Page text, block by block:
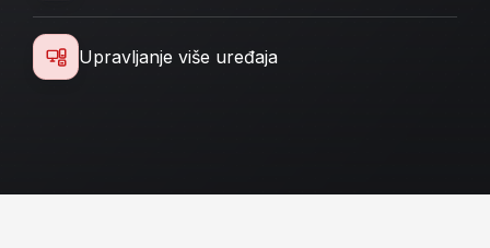
Upravljanje više uređaja